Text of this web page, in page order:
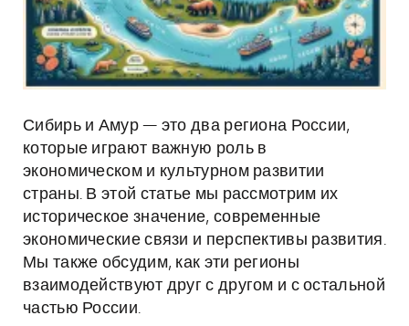
Сибирь и Амур — это два региона России,
которые играют важную роль в
экономическом и культурном развитии
страны. В этой статье мы рассмотрим их
историческое значение, современные
экономические связи и перспективы развития.
Мы также обсудим, как эти регионы
взаимодействуют друг с другом и с остальной
частью России.